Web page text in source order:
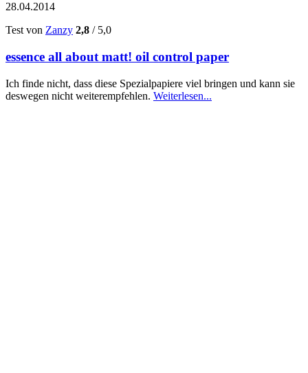
28.04.2014
Test von Zanzy 2,8 / 5,0
essence all about matt! oil control paper
Ich finde nicht, dass diese Spezialpapiere viel bringen und kann sie
deswegen nicht weiterempfehlen. Weiterlesen...